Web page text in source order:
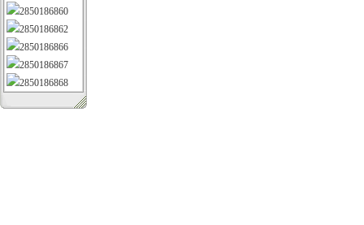
2850186860
2850186862
2850186866
2850186867
2850186868